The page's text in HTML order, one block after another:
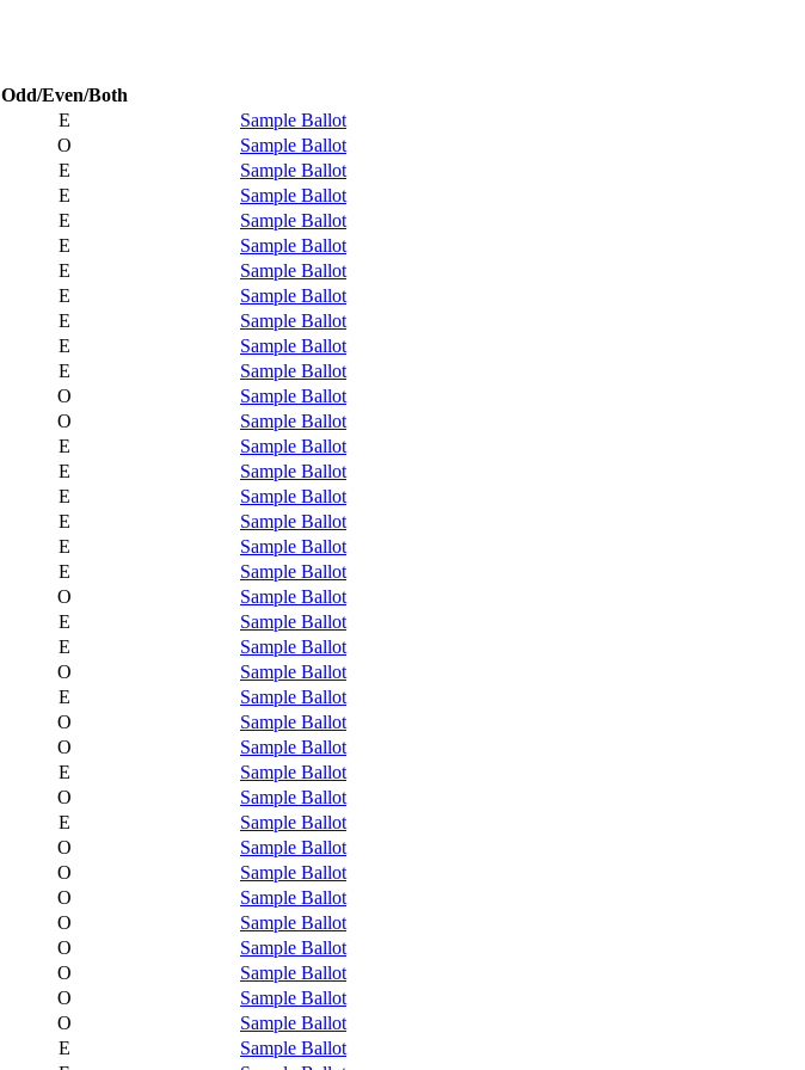
Odd/Even/Both
E
Sample Ballot
O
Sample Ballot
E
Sample Ballot
E
Sample Ballot
E
Sample Ballot
E
Sample Ballot
E
Sample Ballot
E
Sample Ballot
E
Sample Ballot
E
Sample Ballot
E
Sample Ballot
O
Sample Ballot
O
Sample Ballot
E
Sample Ballot
E
Sample Ballot
E
Sample Ballot
E
Sample Ballot
E
Sample Ballot
E
Sample Ballot
O
Sample Ballot
E
Sample Ballot
E
Sample Ballot
O
Sample Ballot
E
Sample Ballot
O
Sample Ballot
O
Sample Ballot
E
Sample Ballot
O
Sample Ballot
E
Sample Ballot
O
Sample Ballot
O
Sample Ballot
O
Sample Ballot
O
Sample Ballot
O
Sample Ballot
O
Sample Ballot
O
Sample Ballot
O
Sample Ballot
E
Sample Ballot